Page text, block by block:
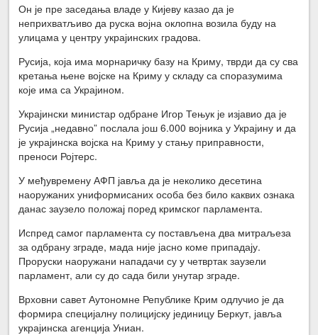
Он је пре заседања владе у Кијеву казао да је
неприхватљиво да руска војна оклопна возила буду на
улицама у центру украјинских градова.
Русија, која има морнаричку базу на Криму, тврди да су сва
кретања њене војске на Криму у складу са споразумима
које има са Украјином.
Украјински министар одбране Игор Тењук је изјавио да је
Русија „недавно” послала још 6.000 војника у Украјину и да
је украјинска војска на Криму у стању приправности,
преноси Ројтерс.
У међувремену АФП јавља да је неколико десетина
наоружаних униформисаних особа без било каквих ознака
данас заузело положај поред кримског парламента.
Испред самог парламента су постављена два митраљеза
за одбрану зграде, мада није јасно коме припадају.
Проруски наоружани нападачи су у четвртак заузели
парламент, али су до сада били унутар зграде.
Врховни савет Аутономне Републике Крим одлучио је да
формира специјалну полицијску јединицу Беркут, јавља
украјинска агенција Униан.